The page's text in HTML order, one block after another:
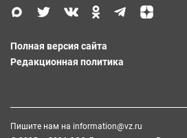
Полная версия сайта
Редакционная политика
Пишите нам на information@vz.ru